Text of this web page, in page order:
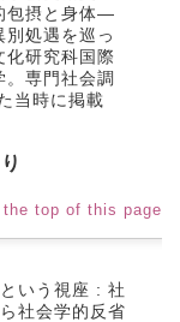
包摂と身体―
処遇を巡っ
化研究科国際
専門社会調
当時に掲載
top of this page
いう視座 : 社
社会学的反省